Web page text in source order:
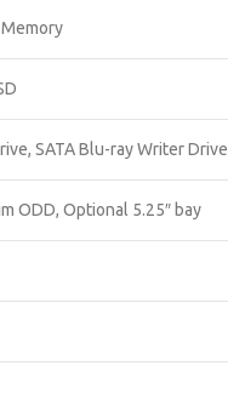
SATA Blu-ray Writer
ODD, Optional 5.25″ bay